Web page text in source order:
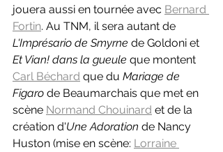
jouera aussi en tournée avec Bernard
Fortin. Au TNM, il sera autant de
L'Imprésario de Smyrne de Goldoni et
Et Vian! dans la gueule que montent
Carl Béchard que du Mariage de
Figaro de Beaumarchais que met en
scène Normand Chouinard et de la
création d'Une Adoration de Nancy
Huston (mise en scène: Lorraine